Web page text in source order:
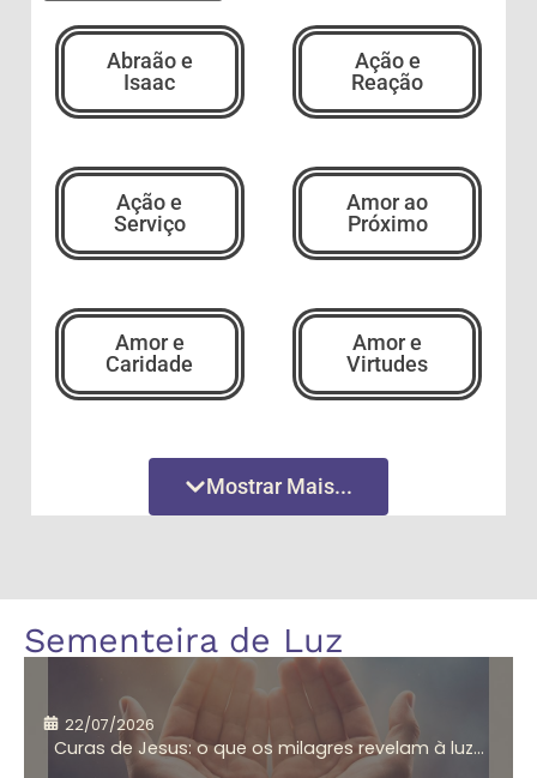
Abraão e
Isaac
Ação e
Reação
Ação e
Serviço
Amor ao
Próximo
Amor e
Caridade
Amor e
Virtudes
Amor
segundo
Mostrar Mais...
Sementeira de Luz
22/07/2026
Curas de Jesus: o que os milagres revelam à luz...